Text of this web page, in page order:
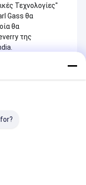
Τεχνολογίες"
Gass θα
θα
της